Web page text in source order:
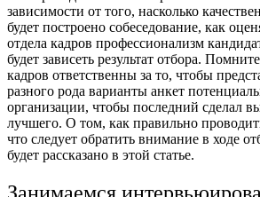
зависимости от того, насколько
будет построено собеседование, как
отдела кадров профессионализм
будет зависеть результат отбора.
кадров ответственны за то, чтобы
разного рода варианты анкет
организации, чтобы последний сделал
лучшего. О том, как правильно
что следует обратить внимание в ходе
будет рассказано в этой статье.